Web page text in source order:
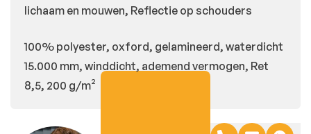
lichaam en mouwen, Reflectie op schouders
100% polyester, oxford, gelamineerd, waterdicht
15.000 mm, winddicht, ademend vermogen, Ret
8,5, 200 g/m²